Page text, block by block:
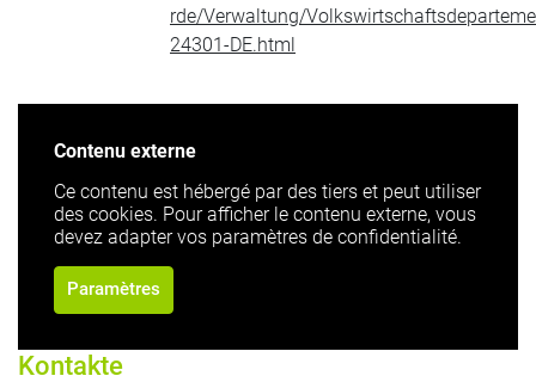
rde/Verwaltung/
24301-DE.html
Contenu externe
Ce contenu est hébergé par des tiers et peut utiliser
des cookies. Pour afficher le contenu externe, vous
devez adapter vos paramètres de confidentialité.
Paramètres
Kontakte